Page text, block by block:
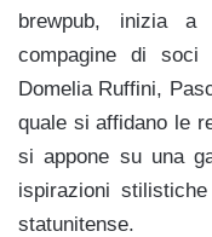
brewpub, inizia a
compagine di soci
Domelia Ruffini,
quale si affidano le
si appone su una
ispirazioni
statunitense.